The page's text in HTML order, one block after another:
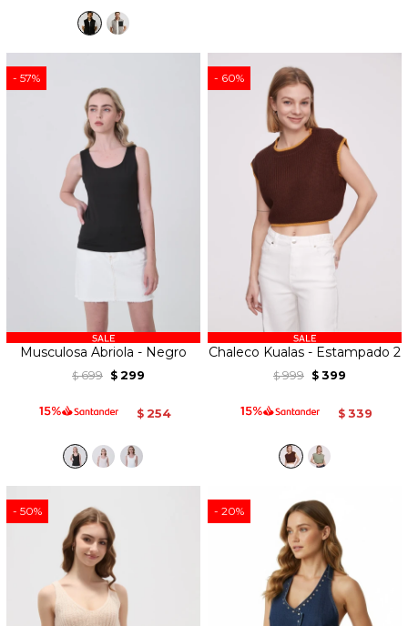
57
Musculosa Abriola - Negro
$ 699 $ 299
$ 254
60
Chaleco Kualas - Estampado 2
$ 999 $ 399
$ 339
50 20